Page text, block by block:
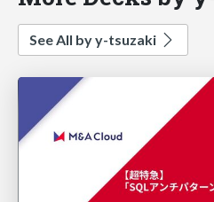
See All by y-tsuzaki